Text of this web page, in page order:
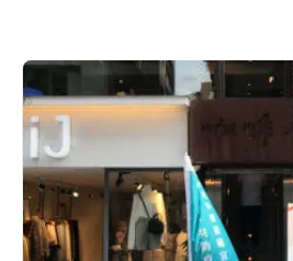
【
咖
啡
弄
｜
敦